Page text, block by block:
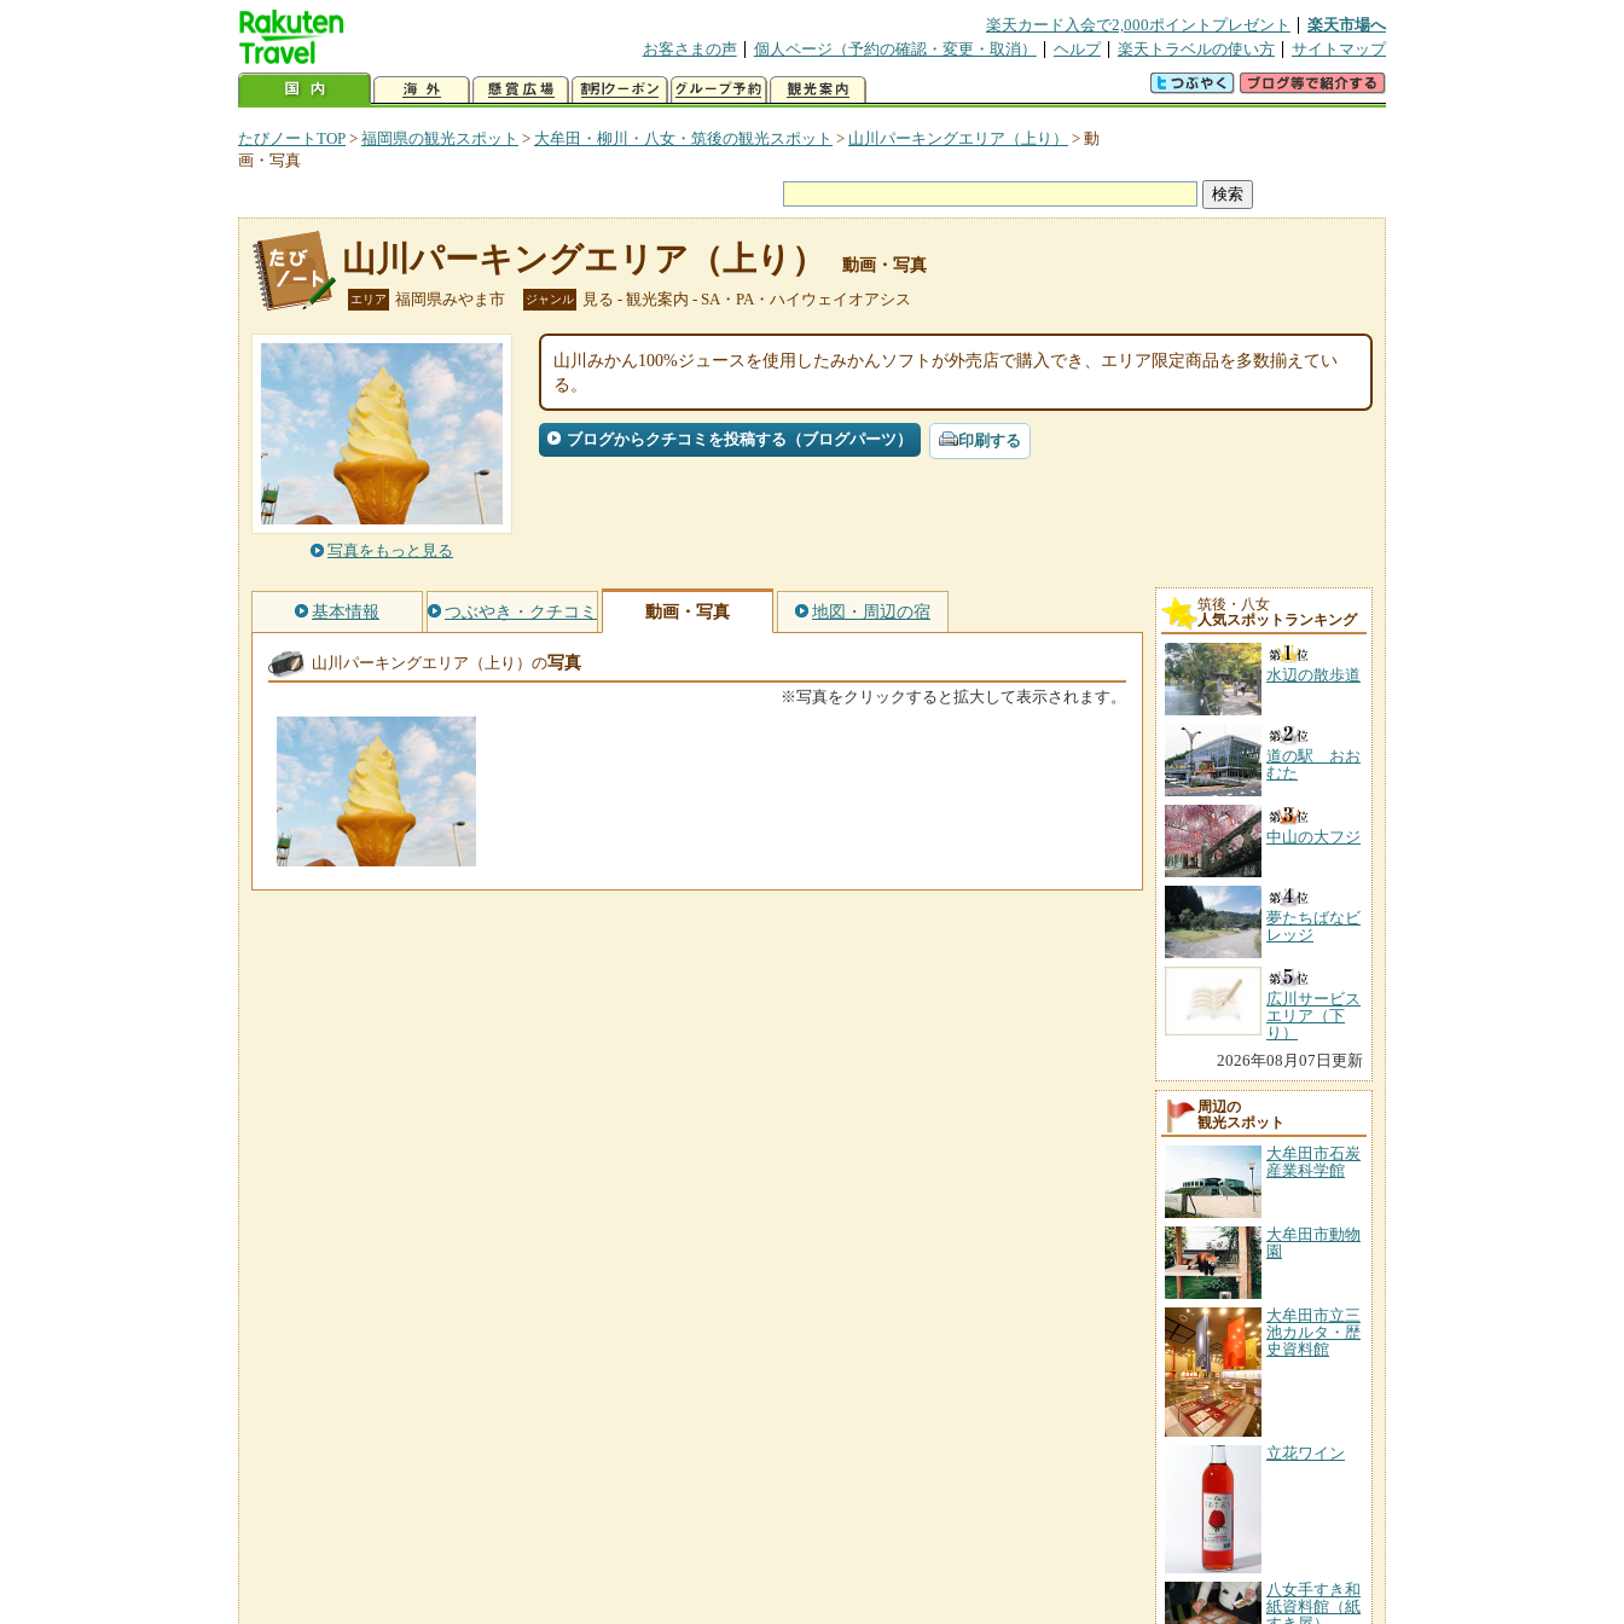
楽天カード入会で2,000ポイントプレゼント
楽天市場へ
お客さまの声
個人ページ（予約の確認・変更・取消） ヘルプ 楽天トラベルの使い方 サイトマップ
たびノートTOP > 福岡県の観光スポット > 大牟田・柳川・八女・筑後の観光スポット > 山川パーキングエリア（上り） > 動
画・写真
山川パーキングエリア（上り） 動画・写真
エリア 福岡県みやま市 ジャンル 見る - 観光案内 - SA・PA・ハイウェイオアシス
写真をもっと見る
山川みかん100%ジュースを使用したみかんソフトが外売店で購入でき、エリア限定商品を多数揃えてい
る。
ブログからクチコミを投稿する（ブログパーツ） 印刷する
基本情報 つぶやき・クチコミ 動画・写真 地図・周辺の宿
山川パーキングエリア（上り）の写真
※写真をクリックすると拡大して表示されます。
筑後・八女
人気スポットランキング
水辺の散歩道
道の駅 おお
むた
中山の大フジ
夢たちばなビ
レッジ
広川サービス
エリア（下
り）
2026年08月07日更新
周辺の
観光スポット
大牟田市石炭
産業科学館
大牟田市動物
園
大牟田市立三
池カルタ・歴
史資料館
立花ワイン
八女手すき和
紙資料館（紙